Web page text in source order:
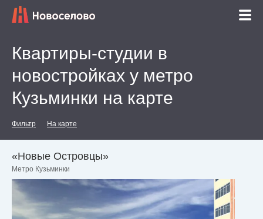
Квартиры-студии в
новостройках у метро
Кузьминки на карте
Фильтр На карте
«Новые Островцы»
Метро Кузьминки